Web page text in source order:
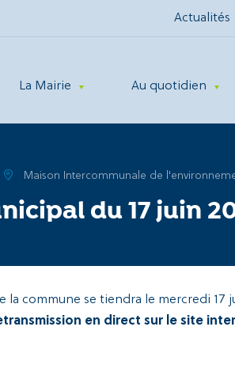
Actualités
La Mairie Au quotidien
Maison Intercommunale de
du 17 juin
la commune se tiendra le mercredi 17
en direct sur le site